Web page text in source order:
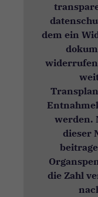
dem ein
werden.
dieser
die Zahl